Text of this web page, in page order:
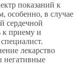
показаний к
особенно, в случае
сердечной
к приему и
лекарство
негативные